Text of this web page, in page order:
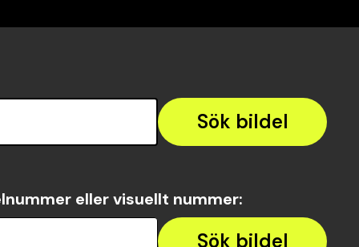
Sök bildel
eller visuellt nummer:
Sök bildel